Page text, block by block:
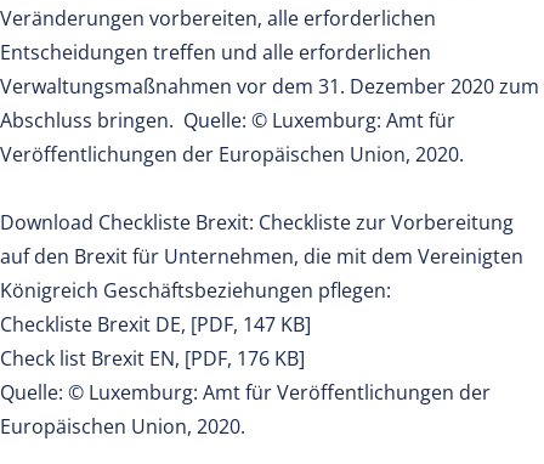
Veränderungen vorbereiten‚ alle erforderlichen
Entscheidungen treffen und alle erforderlichen
Verwaltungsmaßnahmen vor dem 31. Dezember 2020 zum
Abschluss bringen. Quelle: © Luxemburg: Amt für
Veröffentlichungen der Europäischen Union, 2020.
Download Checkliste Brexit: Checkliste zur Vorbereitung
auf den Brexit für Unternehmen, die mit dem Vereinigten
Königreich Geschäftsbeziehungen pflegen:
Checkliste Brexit DE, [PDF, 147 KB]
Check list Brexit EN, [PDF, 176 KB]
Quelle: © Luxemburg: Amt für Veröffentlichungen der
Europäischen Union, 2020.